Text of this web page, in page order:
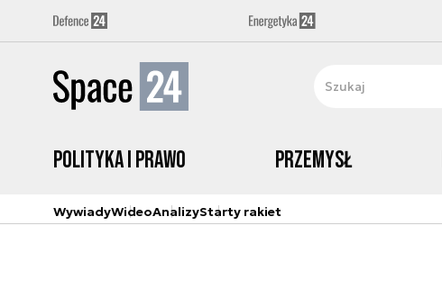
Polityka i prawo Przemysł
WywiadyWideoAnalizyStarty rakiet